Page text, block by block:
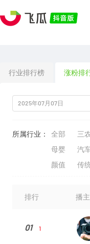
行业排行榜 涨粉排
所属行业： 全部 三
母婴
汽
颜值
传
排行 播主
01 1